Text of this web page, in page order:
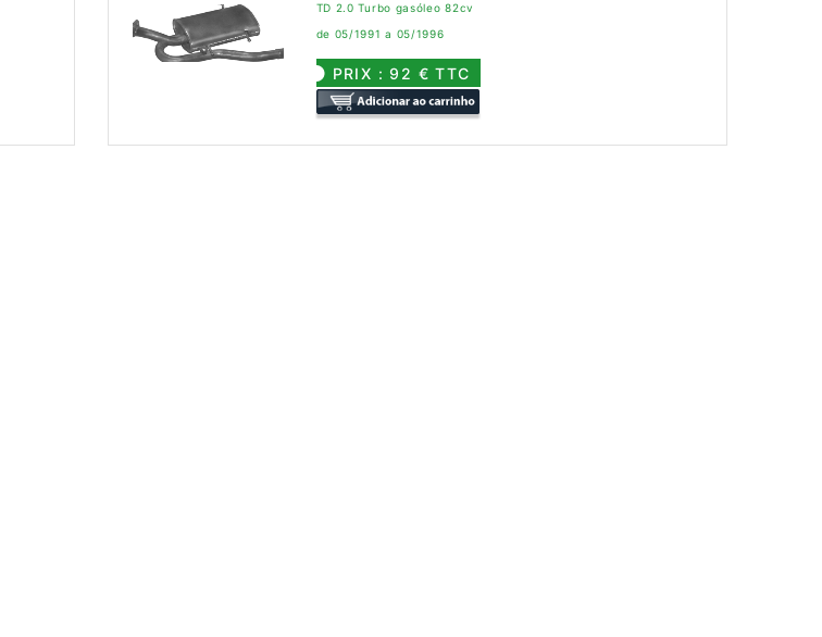
TD 2.0 Turbo gasóleo 82cv
de 05/1991 a 05/1996
PRIX : 92 € TTC